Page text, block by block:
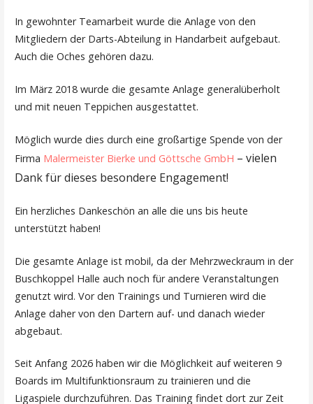
In gewohnter Teamarbeit wurde die Anlage von den
Mitgliedern der Darts-Abteilung in Handarbeit aufgebaut.
Auch die Oches gehören dazu.
Im März 2018 wurde die gesamte Anlage generalüberholt
und mit neuen Teppichen ausgestattet.
Möglich wurde dies durch eine großartige Spende von der
Firma Malermeister Bierke und Göttsche GmbH – vielen
Dank für dieses besondere Engagement!
Ein herzliches Dankeschön an alle die uns bis heute
unterstützt haben!
Die gesamte Anlage ist mobil, da der Mehrzweckraum in der
Buschkoppel Halle auch noch für andere Veranstaltungen
genutzt wird. Vor den Trainings und Turnieren wird die
Anlage daher von den Dartern auf- und danach wieder
abgebaut.
Seit Anfang 2026 haben wir die Möglichkeit auf weiteren 9
Boards im Multifunktionsraum zu trainieren und die
Ligaspiele durchzuführen. Das Training findet dort zur Zeit